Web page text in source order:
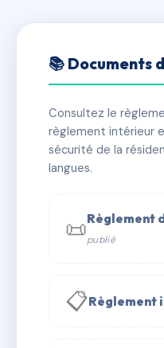
ALOUETTE
✓ Immatriculée 🏠
📞 Contacter Syndic
📚 Documents
Consultez le
règlement intérieur
sécurité de la
langues.
📜Règlement
publié
📋Règlement